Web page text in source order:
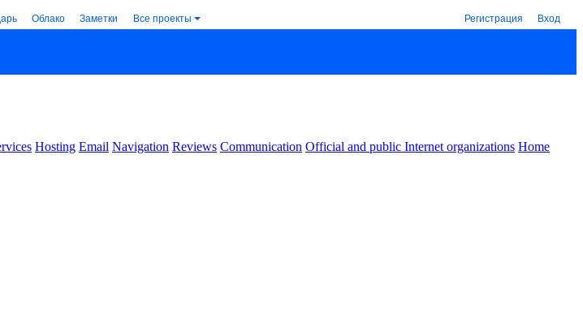
Облако Заметки Все проекты Регистрация Вход
Hosting Email Navigation Reviews Communication Official and public Internet organizations Home